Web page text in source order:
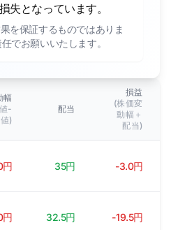
失となっています。
を保証するものではありま
でお願いいたします。
幅
-
)
配当
損益
(株価変
動幅＋
配当)
35円 -3.0円
円 32.5円 -19.5円